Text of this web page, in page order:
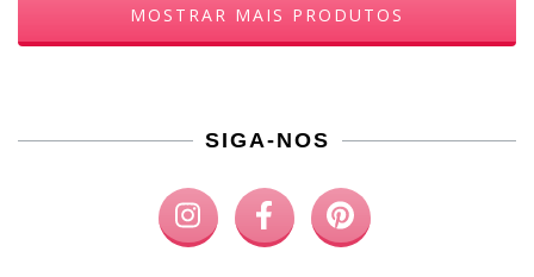
MOSTRAR MAIS PRODUTOS
SIGA-NOS